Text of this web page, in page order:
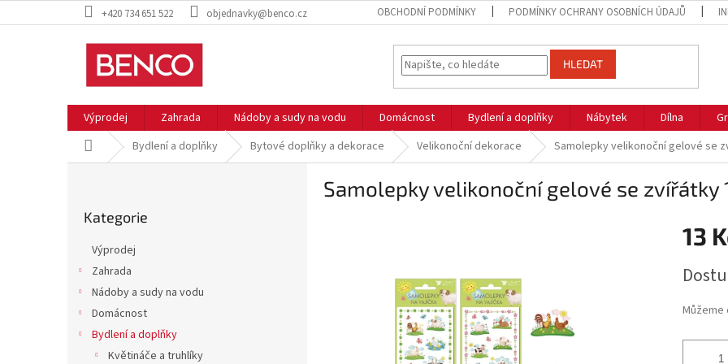
na
+420 734 651 522 objednavky@benco.cz OBCHODNÍ PODMÍNKY PODMÍNKY OCHRANY OSOBNÍCH ÚDAJŮ
HLEDAT
Výprodej Zahrada Nádoby a sudy na vodu Domácnost Bydlení a doplňky Nábytek Dílna
Domů Bydlení a doplňky Bytové doplňky a dekorace Velikonoční dekorace Samolepky velikonoční gelové se
kategorie
Kategorie
Výprodej
Zahrada
Nádoby a sudy na vodu
Domácnost
Bydlení a doplňky
Květináče a truhlíky
Samolepky velikonoční gelové se zvířátky
13
cena:
Můžeme